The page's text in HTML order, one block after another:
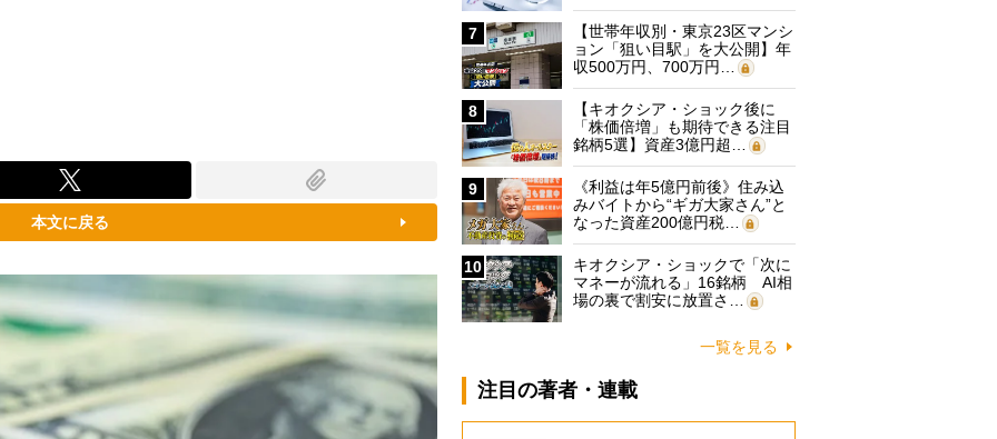
本文に戻る
7
【世帯年収別・東京23区マンシ
ョン「狙い目駅」を大公開】年
収500万円、700万円…
8
【キオクシア・ショック後に
「株価倍増」も期待できる注目
銘柄5選】資産3億円超…
9
《利益は年5億円前後》住み込
みバイトから“ギガ大家さん”と
なった資産200億円税…
10
キオクシア・ショックで「次に
マネーが流れる」16銘柄 AI相
場の裏で割安に放置さ…
一覧を見る
注目の著者・連載